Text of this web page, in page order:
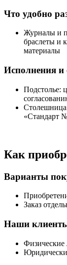
Что удобно
Журналы и
браслеты и
материалы
Исполнения и
Подстолье:
«Стандарт
Как
Варианты
Заказ
Наши
Физические